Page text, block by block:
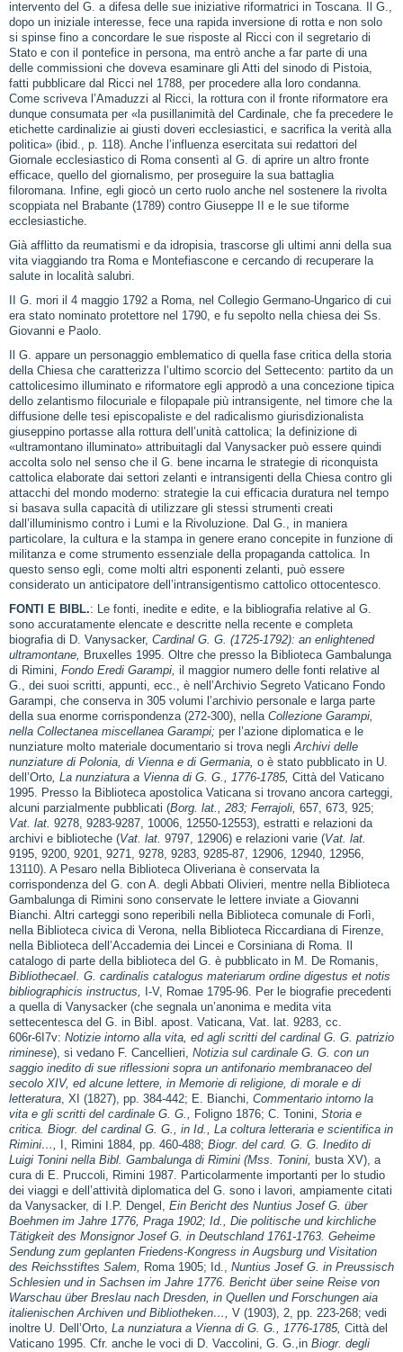
intervento del G. a difesa delle sue iniziative riformatrici in Toscana. Il G.,
dopo un iniziale interesse, fece una rapida inversione di rotta e non solo
si spinse fino a concordare le sue risposte al Ricci con il segretario di
Stato e con il pontefice in persona, ma entrò anche a far parte di una
delle commissioni che doveva esaminare gli Atti del sinodo di Pistoia,
fatti pubblicare dal Ricci nel 1788, per procedere alla loro condanna.
Come scriveva l’Amaduzzi al Ricci, la rottura con il fronte riformatore era
dunque consumata per «la pusillanimità del Cardinale, che fa precedere le
etichette cardinalizie ai giusti doveri ecclesiastici, e sacrifica la verità alla
politica» (ibid., p. 118). Anche l’influenza esercitata sui redattori del
Giornale ecclesiastico di Roma consentì al G. di aprire un altro fronte
efficace, quello del giornalismo, per proseguire la sua battaglia
filoromana. Infine, egli giocò un certo ruolo anche nel sostenere la rivolta
scoppiata nel Brabante (1789) contro Giuseppe II e le sue tiforme
ecclesiastiche.
Già afflitto da reumatismi e da idropisia, trascorse gli ultimi anni della sua
vita viaggiando tra Roma e Montefiascone e cercando di recuperare la
salute in località salubri.
II G. mori il 4 maggio 1792 a Roma, nel Collegio Germano‑Ungarico di cui
era stato nominato protettore nel 1790, e fu sepolto nella chiesa dei Ss.
Giovanni e Paolo.
Il G. appare un personaggio emblematico di quella fase critica della storia
della Chiesa che caratterizza l’ultimo scorcio del Settecento: partito da un
cattolicesimo illuminato e riformatore egli approdò a una concezione tipica
dello zelantismo filocuriale e filopapale più intransigente, nel timore che la
diffusione delle tesi episcopaliste e del radicalismo giurisdizionalista
giuseppino portasse alla rottura dell’unità cattolica; la definizione di
«ultramontano illuminato» attribuitagli dal Vanysacker può essere quindi
accolta solo nel senso che il G. bene incarna le strategie di riconquista
cattolica elaborate dai settori zelanti e intransigenti della Chiesa contro gli
attacchi del mondo moderno: strategie la cui efficacia duratura nel tempo
si basava sulla capacità di utilizzare gli stessi strumenti creati
dall’illuminismo contro i Lumi e la Rivoluzione. Dal G., in maniera
particolare, la cultura e la stampa in genere erano concepite in funzione di
militanza e come strumento essenziale della propaganda cattolica. In
questo senso egli, come molti altri esponenti zelanti, può essere
considerato un anticipatore dell’intransigentismo cattolico ottocentesco.
FONTI E BIBL.: Le fonti, inedite e edite, e la bibliografia relative al G.
sono accuratamente elencate e descritte nella recente e completa
biografia di D. Vanysacker, Cardinal G. G. (1725‑1792): an enlightened
ultramontane, Bruxelles 1995. Oltre che presso la Biblioteca Gambalunga
di Rimini, Fondo Eredi Garampi, il maggior numero delle fonti relative al
G., dei suoi scritti, appunti, ecc., è nell’Archivio Segreto Vaticano Fondo
Garampi, che conserva in 305 volumi l’archivio personale e larga parte
della sua enorme corrispondenza (272‑300), nellaCollezione Garampi,
nella Collectanea miscellanea Garampi; per l’azione diplomatica e le
nunziature molto materiale documentario si trova negliArchivi delle
nunziature di Polonia, di Vienna e di Germania, o è stato pubblicato in U.
dell’Orto, La nunziatura a Vienna di G. G., 1776‑1785, Città del Vaticano
1995. Presso la Biblioteca apostolica Vaticana si trovano ancora carteggi,
alcuni parzialmente pubblicati (Borg. lat., 283; Ferrajoli, 657, 673, 925;
Vat. lat. 9278, 9283‑9287, 10006, 12550‑12553), estratti e relazioni da
archivi e biblioteche (Vat. lat. 9797, 12906) e relazioni varie (Vat. lat.
9195, 9200, 9201, 9271, 9278, 9283, 9285‑87, 12906, 12940, 12956,
13110). A Pesaro nella Biblioteca Oliveriana è conservata la
corrispondenza del G. con A. degli Abbati Olivieri, mentre nella Biblioteca
Gambalunga di Rimini sono conservate le lettere inviate a Giovanni
Bianchi. Altri carteggi sono reperibili nella Biblioteca comunale di Forlì,
nella Biblioteca civica di Verona, nella Biblioteca Riccardiana di Firenze,
nella Biblioteca dell’Accademia dei Lincei e Corsiniana di Roma. Il
catalogo di parte della biblioteca del G. è pubblicato in M. De Romanis,
BibliothecaeI. G. cardinalis catalogus materiarum ordine digestus et notis
bibliographicis instructus,
I‑V, Romae 1795‑96. Per le biografie precedenti
a quella di Vanysacker (che segnala un’anonima e medita vita
settecentesca del G. in Bibl. apost. Vaticana, Vat. lat. 9283, cc.
606r‑6I7v: Notizie intorno alla vita, ed agli scritti del cardinal G. G. patrizio
riminese), si vedano F. Cancellieri, Notizia sul cardinale G. G. con un
saggio inedito di sue riflessioni sopra un antifonario membranaceo del
secolo XIV, ed alcune lettere, in Memorie di religione, di morale e di
letteratura, XI (1827), pp. 384‑442; E. Bianchi, Commentario intorno la
vita e gli scritti del cardinale G. G., Foligno 1876; C. Tonini, Storia e
critica. Biogr. del cardinal G. G., in Id., La coltura letteraria e scientifica in
Rimini…,
I, Rimini 1884, pp. 460‑488; Biogr. del card. G. G. Inedito di
Luigi Tonini nella Bibl. Gambalunga di Rimini (Mss. Tonini, busta XV), a
cura di E. Pruccoli, Rimini 1987. Particolarmente importanti per lo studio
dei viaggi e dell’attività diplomatica del G. sono i lavori, ampiamente citati
da Vanysacker, di I.P. Dengel, Ein Bericht des Nuntius Josef G. über
Boehmen im Jahre 1776, Praga 1902; Id., Die politische und kirchliche
Tätigkeit des Monsignor Josef G. in Deutschland 1761‑1763. Geheime
Sendung zum geplanten Friedens‑Kongress in Augsburg und Visitation
des Reichsstiftes Salem, Roma 1905; Id., Nuntius Josef G. in Preussisch
Schlesien und in Sachsen im Jahre 1776. Bericht über seine Reise von
Warschau über Breslau nach Dresden, in Quellen und Forschungen aia
italienischen Archiven und Bibliotheken…, V (1903), 2, pp. 223‑268; vedi
inoltre U. Dell’Orto, La nunziatura a Vienna di G. G., 1776‑1785, Città del
Vaticano 1995. Cfr. anche le voci di D. Vaccolini, G. G.,in Biogr. degli